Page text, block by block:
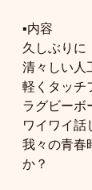
▪️内容
久しぶりに
清々しい人
軽くタッチ
ラグビーボ
ワイワイ話
我々の青春
か？